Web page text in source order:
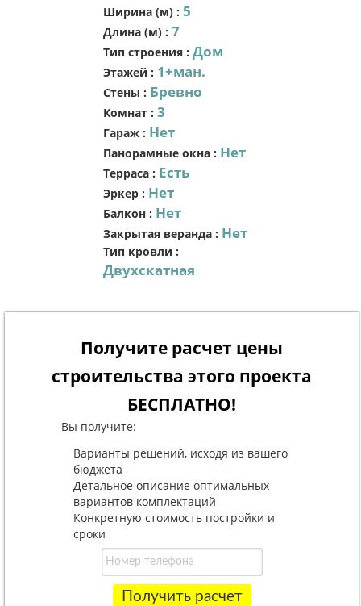
Ширина (м) : 5
Длина (м) : 7
Тип строения : Дом
Этажей : 1+ман.
Стены : Бревно
Комнат : 3
Гараж : Нет
Панорамные окна : Нет
Терраса : Есть
Эркер : Нет
Балкон : Нет
Закрытая веранда : Нет
Тип кровли :
Двухскатная
Получите расчет цены
строительства этого проекта
БЕСПЛАТНО!
Вы получите:
Варианты решений, исходя из вашего
бюджета
Детальное описание оптимальных
вариантов комплектаций
Конкретную стоимость постройки и
сроки
Получить расчет